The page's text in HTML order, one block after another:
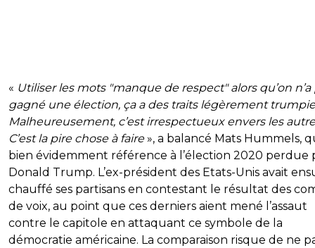
« Utiliser les mots "manque de respect" alors qu’on n’a
gagné une élection, ça a des traits légèrement
Malheureusement, c’est irrespectueux envers les
C’est la pire chose à faire», a balancé Mats Hummels,
bien évidemment référence à l’élection 2020 perdue
Donald Trump. L’ex-président des Etats-Unis avait
chauffé ses partisans en contestant le résultat des
de voix, au point que ces derniers aient mené l’assaut
contre le capitole en attaquant ce symbole de la
démocratie américaine. La comparaison risque de ne